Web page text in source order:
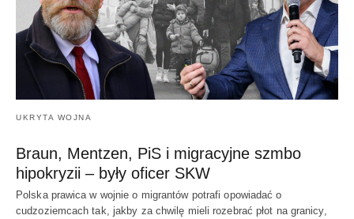
UKRYTA WOJNA
Braun, Mentzen, PiS i migracyjne szmbo
hipokryzii – były oficer SKW
Polska prawica w wojnie o migrantów potrafi opowiadać o
cudzoziemcach tak, jakby za chwilę mieli rozebrać płot na granicy,